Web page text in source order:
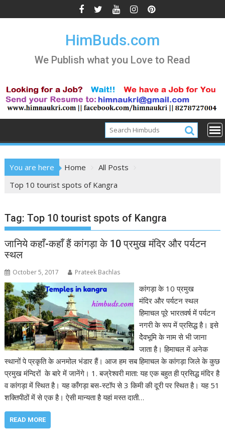
to
HimBuds.com
We Publish what you Love to Read
You are here Home
All Posts
Top 10 tourist spots of Kangra
Tag:Top 10 tourist spots of Kangra
जानिये कहाँ-कहाँ हैं कांगड़ा के 10 प्रमुख मंदिर और पर्यटन
स्थल
October 5, 2017 Prateek Bachlas
कांगड़ा के 10 प्रमुख
मंदिर और पर्यटन स्थल
हिमाचल पूरे भारतवर्ष में पर्यटन
नगरी के रूप में प्रसिद्ध है। इसे
देेेवभूमि के नाम से भी जाना
जाता है। हिमाचल में अनेक
स्थानों पे प्रकृति के अनमोल भंडार हैं। आज हम सब हिमाचल के कांगड़ा जिले के कुछ
प्रमुख मंन्दिरों के बारे में जानेंगे। 1. बज्रेश्वरी माता: यह एक बहुत ही प्रसिद्ध मंदिर है
व कांगड़ा में स्थित है। यह काँगड़ा बस-स्टॉप से 3 किमी की दूरी पर स्थित है। यह 51
शक्तिपीठों में से एक है। ऐसी मान्यता है यहां मस्त दाती…
READ MORE